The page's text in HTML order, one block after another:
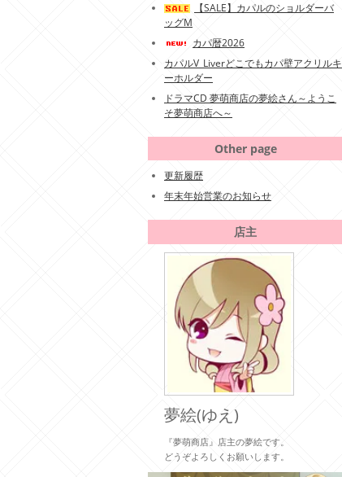
【SALE】カパルのショルダーバ
ッグM
カパ暦2026
カパルV_Liverどこでもカパ壁アクリルキ
ーホルダー
ドラマCD 夢萌商店の夢絵さん～ようこ
そ夢萌商店へ～
Other page
更新履歴
年末年始営業のお知らせ
店主
夢絵(ゆえ)
『夢萌商店』店主の夢絵です。
どうぞよろしくお願いします。